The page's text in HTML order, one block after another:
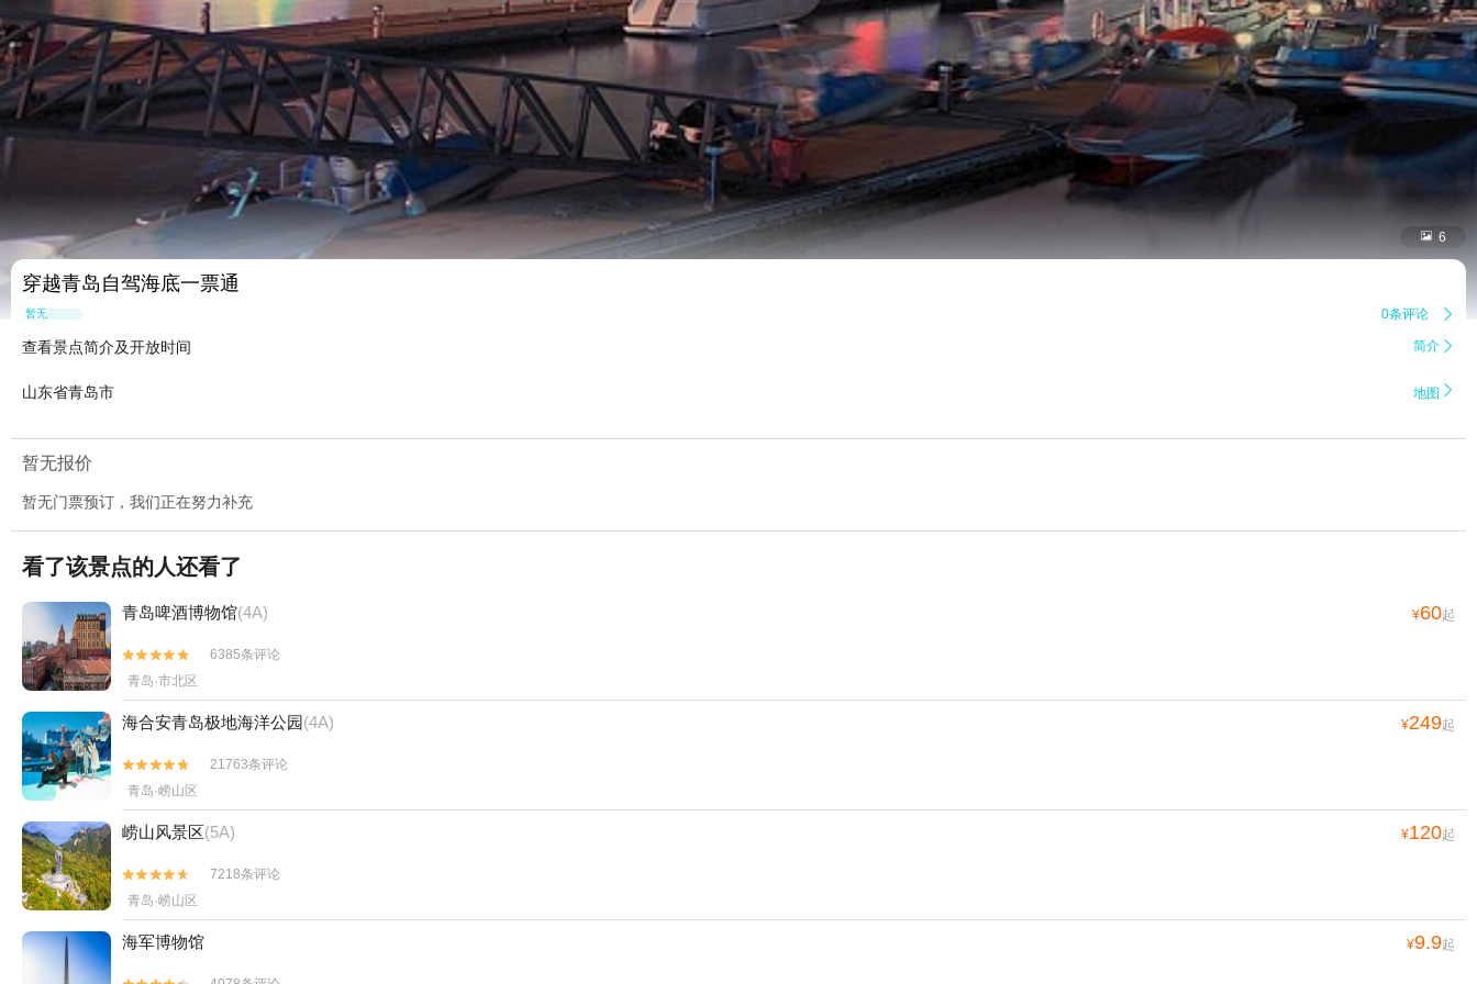
 6
穿越青岛自驾海底一票通
暂无点评 0条评论 
查看景点简介及开放时间 简介 
山东省青岛市 地图 
暂无报价
暂无门票预订，我们正在努力补充
看了该景点的人还看了
青岛啤酒博物馆(4A) ¥60起


6385条评论
青岛·市北区
海合安青岛极地海洋公园(4A) ¥249起


21763条评论
青岛·崂山区
崂山风景区(5A) ¥120起


7218条评论
青岛·崂山区
海军博物馆 ¥9.9起